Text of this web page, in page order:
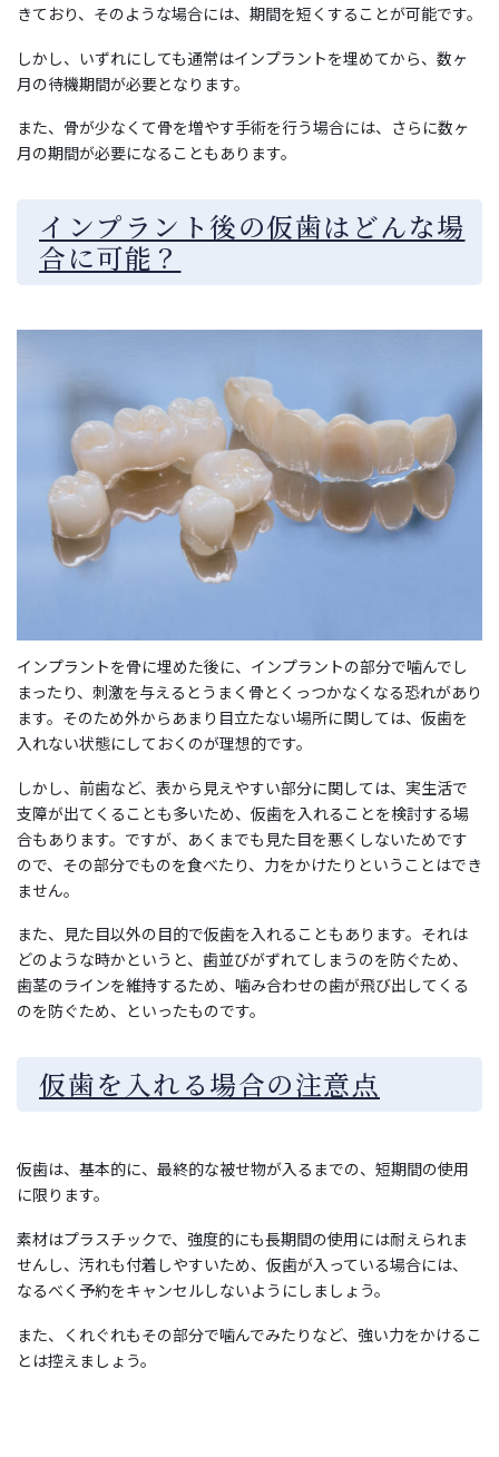
きており、そのような場合には、期間を短くすることが可能です。
しかし、いずれにしても通常はインプラントを埋めてから、数ヶ
月の待機期間が必要となります。
また、骨が少なくて骨を増やす手術を行う場合には、さらに数ヶ
月の期間が必要になることもあります。
インプラント後の仮歯はどんな場
合に可能？
インプラントを骨に埋めた後に、インプラントの部分で噛んでし
まったり、刺激を与えるとうまく骨とくっつかなくなる恐れがあり
ます。そのため外からあまり目立たない場所に関しては、仮歯を
入れない状態にしておくのが理想的です。
しかし、前歯など、表から見えやすい部分に関しては、実生活で
支障が出てくることも多いため、仮歯を入れることを検討する場
合もあります。ですが、あくまでも見た目を悪くしないためです
ので、その部分でものを食べたり、力をかけたりということはでき
ません。
また、見た目以外の目的で仮歯を入れることもあります。それは
どのような時かというと、歯並びがずれてしまうのを防ぐため、
歯茎のラインを維持するため、噛み合わせの歯が飛び出してくる
のを防ぐため、といったものです。
仮歯を入れる場合の注意点
仮歯は、基本的に、最終的な被せ物が入るまでの、短期間の使用
に限ります。
素材はプラスチックで、強度的にも長期間の使用には耐えられま
せんし、汚れも付着しやすいため、仮歯が入っている場合には、
なるべく予約をキャンセルしないようにしましょう。
また、くれぐれもその部分で噛んでみたりなど、強い力をかけるこ
とは控えましょう。